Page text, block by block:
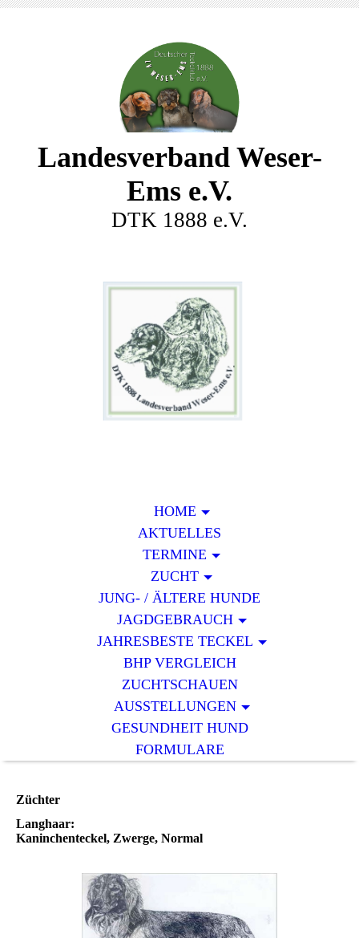
Landesverband Weser-
Ems e.V.
DTK 1888 e.V.
HOME
AKTUELLES
TERMINE
ZUCHT
JUNG- / ÄLTERE HUNDE
JAGDGEBRAUCH
JAHRESBESTE TECKEL
BHP VERGLEICH
ZUCHTSCHAUEN
AUSSTELLUNGEN
GESUNDHEIT HUND
FORMULARE
Züchter
Langhaar:
Kaninchenteckel, Zwerge, Normal